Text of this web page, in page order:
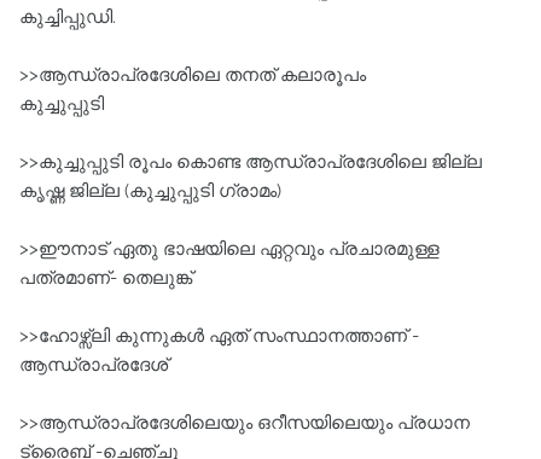
കുച്ചിപ്പുഡി.
>>ആന്ധ്രാപ്രദേശിലെ തനത്‌ കലാരൂപം
കുച്ചുപ്പുടി
>>കുച്ചുപ്പുടി രൂപം കൊണ്ട ആന്ധ്രാപ്രദേശിലെ ജില്ല
കൃഷ്ണ ജില്ല (കുച്ചുപ്പുടി ഗ്രാമം)
>>ഈനാട്‌ ഏതു ഭാഷയിലെ ഏറ്റവും പ്രചാരമുള്ള
പത്രമാണ്‌- തെലുങ്ക്‌
>>ഹോഴ്സ്‌ലി കുന്നുകള്‍ ഏത്‌ സംസ്ഥാനത്താണ്‌ -
ആന്ധ്രാപ്രദേശ്‌
>>ആന്ധ്രാപ്രദേശിലെയും ഒറീസയിലെയും പ്രധാന
ട്രൈബ്‌ -ചെഞ്ചു